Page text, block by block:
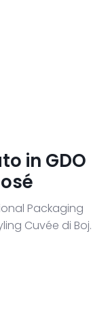
in GDO
Packaging
Cuvée di Boj.